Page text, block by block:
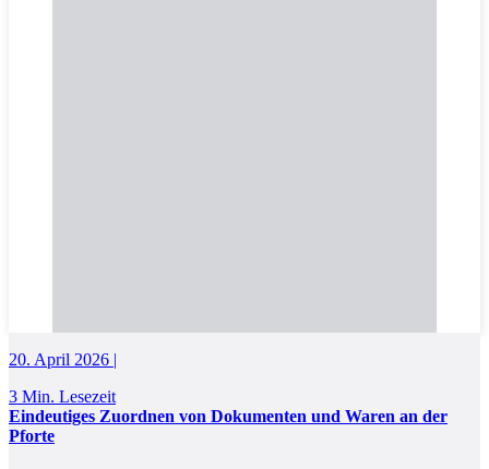
20. April 2026 |
3 Min. Lesezeit
Eindeutiges Zuordnen von Dokumenten und Waren an der
Pforte